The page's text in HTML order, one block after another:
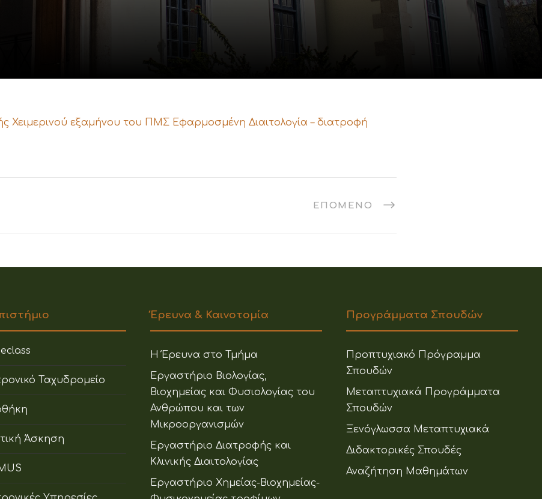
Χειμερινού εξαμήνου του ΠΜΣ Εφαρμοσμένη Διαιτολογία – διατροφή
ΕΠΌΜΕΝΟ
Ταχυδρομείο
Άσκηση
Έρευνα & Καινοτομία
Η Έρευνα στο Τμήμα
Εργαστήριο Βιολογίας,
Βιοχημείας και Φυσιολογίας του
Ανθρώπου και των
Μικροοργανισμών
Εργαστήριο Διατροφής και
Κλινικής Διαιτολογίας
Εργαστήριο Χημείας-Βιοχημείας-
Προγράμματα Σπουδών
Προπτυχιακό Πρόγραμμα
Σπουδών
Μεταπτυχιακά Προγράμματα
Σπουδών
Ξενόγλωσσα Μεταπτυχιακά
Διδακτορικές Σπουδές
Αναζήτηση Μαθημάτων